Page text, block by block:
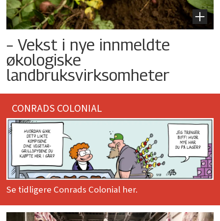
– Vekst i nye innmeldte
økologiske
landbruksvirksomheter
CONRADS COLONIAL
Se tidligere Conrads Colonial her.